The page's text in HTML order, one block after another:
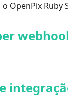
OpenPix Ruby